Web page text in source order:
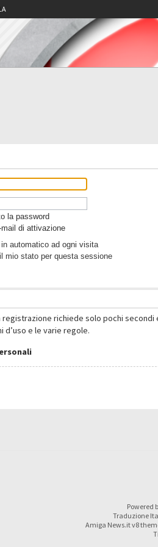
la password
mail di attivazione
automatico ad ogni visita
mio stato per questa sessione
richiede solo pochi secondi
e le varie regole.
Powered
Traduzione
Amiga News.it v8